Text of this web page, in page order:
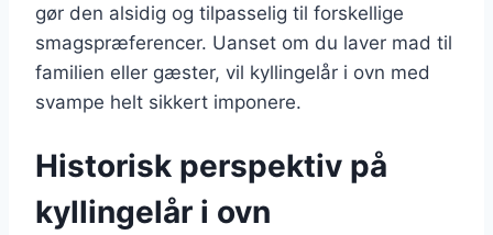
gør den alsidig og tilpasselig til forskellige
smagspræferencer. Uanset om du laver mad til
familien eller gæster, vil kyllingelår i ovn med
svampe helt sikkert imponere.
Historisk perspektiv på
kyllingelår i ovn